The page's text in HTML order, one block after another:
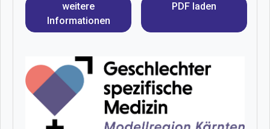
weitere
Informationen
PDF laden